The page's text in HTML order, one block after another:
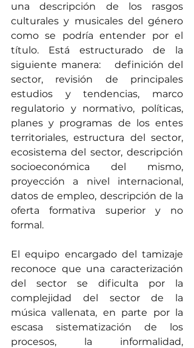
una descripción de los rasgos
culturales y musicales del género
como se podría entender por el
título. Está estructurado de la
siguiente manera:   definición del
sector, revisión de principales
estudios y tendencias, marco
regulatorio y normativo, políticas,
planes y programas de los entes
territoriales, estructura del sector,
ecosistema del sector, descripción
socioeconómica del mismo,
proyección a nivel internacional,
datos de empleo, descripción de la
oferta formativa superior y no
formal.
El equipo encargado del tamizaje
reconoce que una caracterización
del sector se dificulta por la
complejidad del sector de la
música vallenata, en parte por la
escasa sistematización de los
procesos, la informalidad,